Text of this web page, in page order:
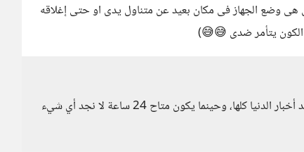
لى هى وضع الجهاز فى مكان بعيد عن متناول يدى او حتى إغلاقه
الكون يتأمر ضدى 😅😅)
نعم، حينما نغلق الإنترنت عن الهاتف لساعة واحدة ونفتحه نجد أخبار الدنيا كلها، وحينما يكون متاح 24 ساعة لا نجد أي شيء